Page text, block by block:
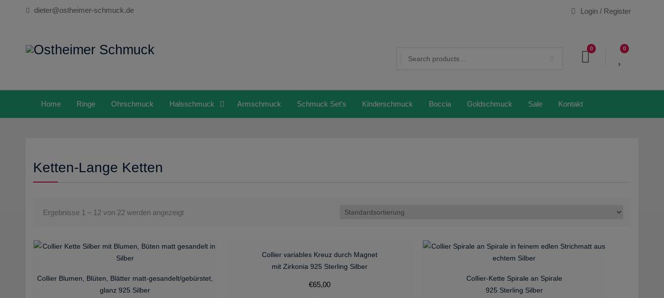
dieter@ostheimer-schmuck.de Login / Register
0
0
Home Ringe Ohrschmuck Halsschmuck Armschmuck Schmuck Set’s Kinderschmuck Boccia Goldschmuck Sale Kontakt
Ketten-Lange Ketten
Ergebnisse 1 – 12 von 22 werden angezeigt
Collier Blumen, Blüten, Blätter matt-gesandelt/gebürstet,
glanz 925 Silber
Collier variables Kreuz durch Magnet
mit Zirkonia 925 Sterling Silber
€65,00
Collier-Kette Spirale an Spirale
925 Sterling Silber